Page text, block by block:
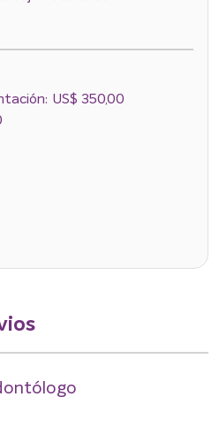
US$ 350,00